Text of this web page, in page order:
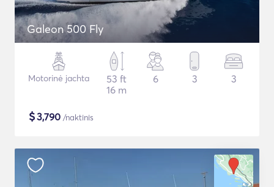
Galeon 500 Fly
Motorinė jachta
53 ft
16 m
6 3 3
$3,790 /naktinis